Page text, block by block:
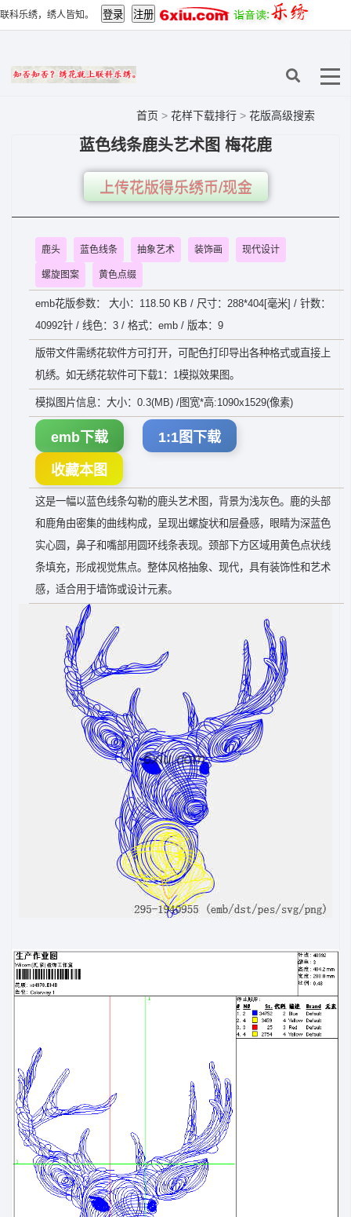
联科乐绣，绣人皆知。
首页 > 花样下载排行 > 花版高级搜索
蓝色线条鹿头艺术图 梅花鹿
上传花版得乐绣币/现金
鹿头 蓝色线条 抽象艺术 装饰画 现代设计
螺旋图案 黄色点缀
emb花版参数： 大小：118.50 KB / 尺寸：288*404[毫米] / 针数：
40992针 / 线色：3 / 格式：emb / 版本：9
版带文件需绣花软件方可打开，可配色打印导出各种格式或直接上
机绣。如无绣花软件可下载1：1模拟效果图。
模拟图片信息：大小：0.3(MB) /图宽*高:1090x1529(像素)
emb下载 1:1图下载
收藏本图
这是一幅以蓝色线条勾勒的鹿头艺术图，背景为浅灰色。鹿的头部
和鹿角由密集的曲线构成，呈现出螺旋状和层叠感，眼睛为深蓝色
实心圆，鼻子和嘴部用圆环线条表现。颈部下方区域用黄色点状线
条填充，形成视觉焦点。整体风格抽象、现代，具有装饰性和艺术
感，适合用于墙饰或设计元素。